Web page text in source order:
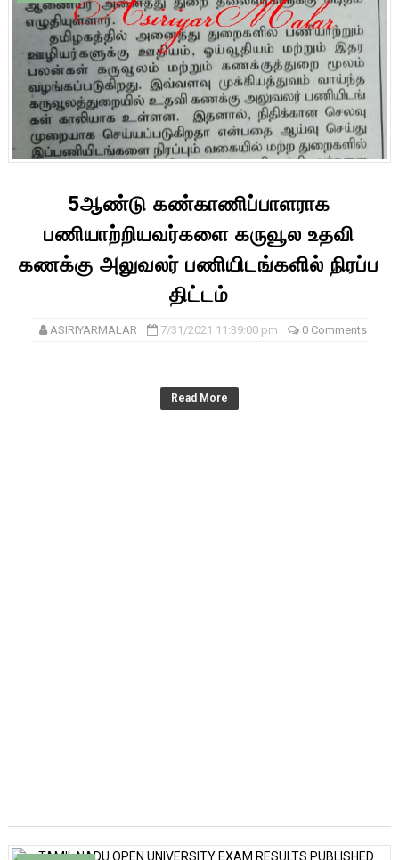
5ஆண்டு கண்காணிப்பாளராக
பணியாற்றியவர்களை கருவூல உதவி
கணக்கு அலுவலர் பணியிடங்களில் நிரப்ப
திட்டம்
ASIRIYARMALAR 7/31/2021 11:39:00 pm 0 Comments
Read More